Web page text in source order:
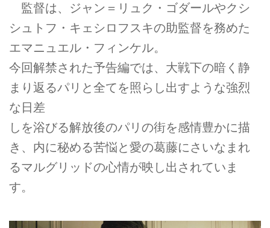
監督は、ジャン＝リュク・ゴダールやクシ
シュトフ・キェシロフスキの助監督を務めた
エマニュエル・フィンケル。
今回解禁された予告編では、大戦下の暗く静
まり返るパリと全てを照らし出すような強烈
な日差
しを浴びる解放後のパリの街を感情豊かに描
き、内に秘める苦悩と愛の葛藤にさいなまれ
るマルグリッドの心情が映し出されていま
す。